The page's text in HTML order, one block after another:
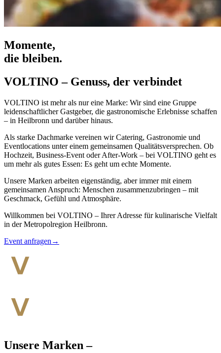
Momente,
die bleiben.
VOLTINO – Genuss, der verbindet
VOLTINO ist mehr als nur eine Marke: Wir sind eine Gruppe
leidenschaftlicher Gastgeber, die gastronomische Erlebnisse schaffen
– in Heilbronn und darüber hinaus.
Als starke Dachmarke vereinen wir Catering, Gastronomie und
Eventlocations unter einem gemeinsamen Qualitätsversprechen. Ob
Hochzeit, Business-Event oder After-Work – bei VOLTINO geht es
um mehr als gutes Essen: Es geht um echte Momente.
Unsere Marken arbeiten eigenständig, aber immer mit einem
gemeinsamen Anspruch: Menschen zusammenzubringen – mit
Geschmack, Gefühl und Atmosphäre.
Willkommen bei VOLTINO – Ihrer Adresse für kulinarische Vielfalt
in der Metropolregion Heilbronn.
Event anfragen →
Unsere Marken –